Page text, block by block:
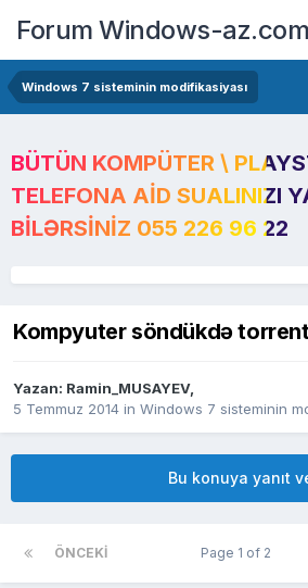
Forum Windows-az.com
Windows 7 sisteminin modifikasiyası
BÜTÜN KOMPÜTER \
TELEFONA AID SUALINIZI
BILƏRSINIZ 055 226 96 22
Kompyuter söndükdə
Yazan: Ramin_MUSAYEV,
5 Temmuz 2014 in Windows 7 sisteminin
Bu konuya yanıt
ÖNCEKI Page 1 of 2